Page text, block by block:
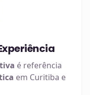
é referência
em Curitiba e